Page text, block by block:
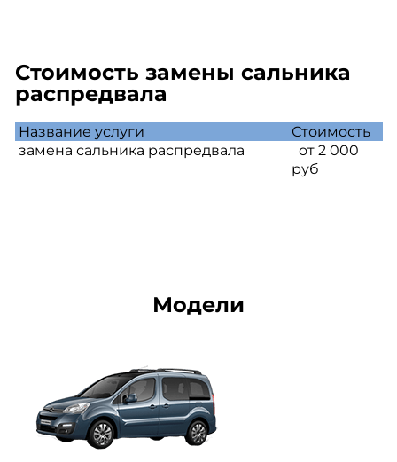
Стоимость замены сальника
распредвала
Название услуги
Стоимость
замена сальника распредвала
от 2 000
руб
Модели